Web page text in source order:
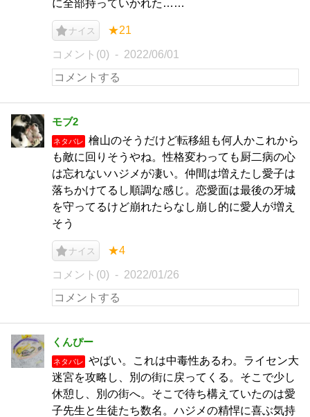
に全部持っていかれた……
ナイス ★21
コメント(0) 2022/06/01
モブ2
ネタバレ
檜山のそうだけど転移組も何人かこれから
も敵に回りそうやね。性格変わっても厨二病の心
は忘れないハジメが凄い。仲間は増えたし愛子は
落ちかけてるし順調な感じ。恋愛面は最後の牙城
を守ってるけど崩れたらなし崩し的に愛人が増え
そう
ナイス ★4
コメント(0) 2022/01/26
くんぴー
ネタバレ
やばい。これは中毒性あるわ。ライセン大
迷宮を攻略し、別の街に戻ってくる。そこで少し
休憩し、別の街へ。そこで待ち構えていたのは愛
子先生と生徒たち数名。ハジメの精悍に喜ぶ気持